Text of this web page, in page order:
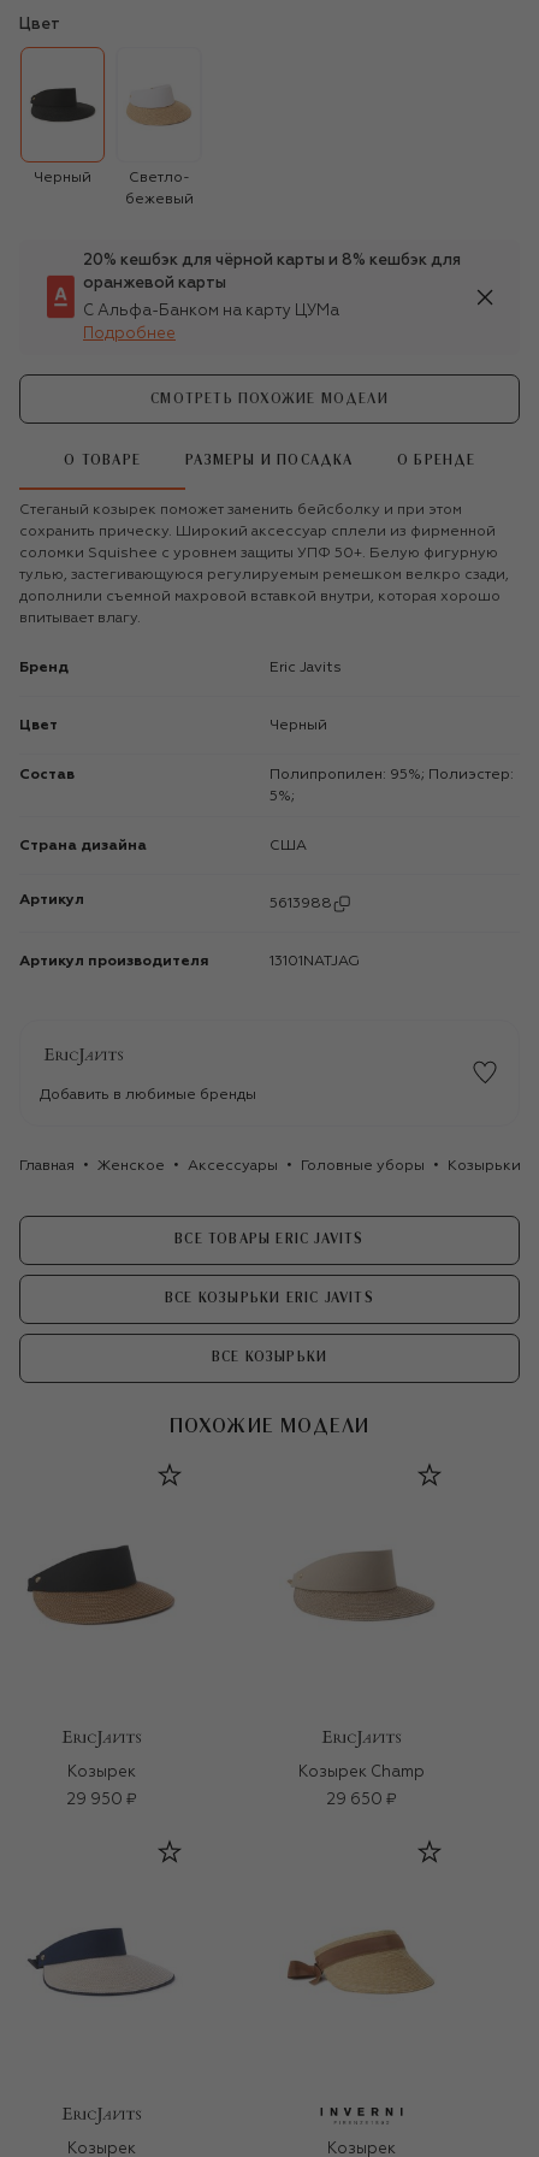
Цвет
Черный
Светло-
бежевый
20% кешбэк для чёрной карты и 8% кешбэк для
оранжевой карты
С Альфа-Банком на карту ЦУМа
Подробнее
СМОТРЕТЬ ПОХОЖИЕ МОДЕЛИ
О ТОВАРЕ РАЗМЕРЫ И ПОСАДКА О БРЕНДЕ
Стеганый козырек поможет заменить бейсболку и при этом
сохранить прическу. Широкий аксессуар сплели из фирменной
соломки Squishee с уровнем защиты УПФ 50+. Белую фигурную
тулью, застегивающуюся регулируемым ремешком велкро сзади,
дополнили съемной махровой вставкой внутри, которая хорошо
впитывает влагу.
Бренд Eric Javits
Цвет Черный
Состав
Полипропилен: 95%; Полиэстер:
5%;
Страна дизайна США
Артикул 5613988
Артикул производителя 13101NATJAG
Добавить в любимые бренды
Главная Женское Аксессуары Головные уборы Козырьки
ВСЕ ТОВАРЫ ERIC JAVITS
ВСЕ КОЗЫРЬКИ ERIC JAVITS
ВСЕ КОЗЫРЬКИ
ПОХОЖИЕ МОДЕЛИ
Козырек
29 950 ₽
Козырек Champ
29 650 ₽
Козырек Козырек